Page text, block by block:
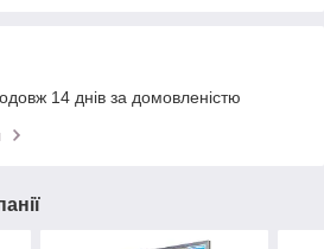
14 днів за домовленістю